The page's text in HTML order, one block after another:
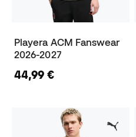
Playera ACM Fanswear
2026-2027
44,99 €